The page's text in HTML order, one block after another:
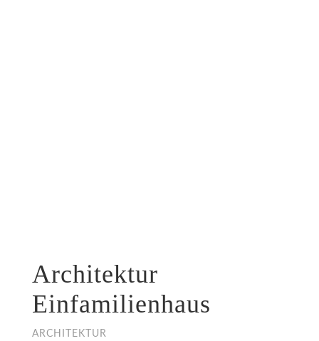
Architektur
Einfamilienhaus
ARCHITEKTUR